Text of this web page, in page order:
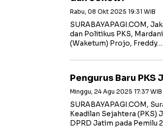
Rabu, 08 Okt 2025 19:31 WIB
SURABAYAPAGI.COM,
dan Politikus PKS,
(Waketum) Projo, Freddy…
Pengurus Baru PKS
Minggu, 24 Agu 2025 17:37 WIB
SURABAYAPAGI.COM,
Keadilan Sejahtera (PKS)
DPRD Jatim pada Pemilu